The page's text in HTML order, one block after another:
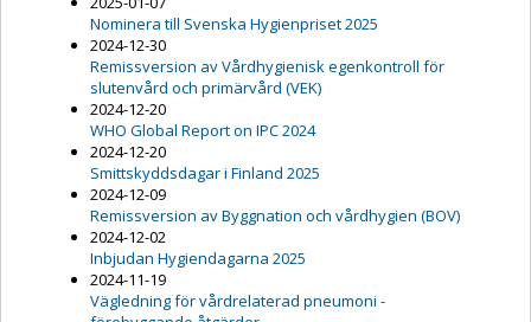
Nominera till Svenska Hygienpriset 2025
2024-12-30
Remissversion av Vårdhygienisk egenkontroll för
slutenvård och primärvård (VEK)
2024-12-20
WHO Global Report on IPC 2024
2024-12-20
Smittskyddsdagar i Finland 2025
2024-12-09
Remissversion av Byggnation och vårdhygien (BOV)
2024-12-02
Inbjudan Hygiendagarna 2025
2024-11-19
Vägledning för vårdrelaterad pneumoni -